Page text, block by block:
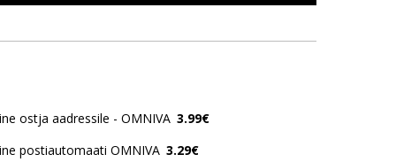
ostja aadressile - OMNIVA 3.99€
postiautomaati OMNIVA 3.29€